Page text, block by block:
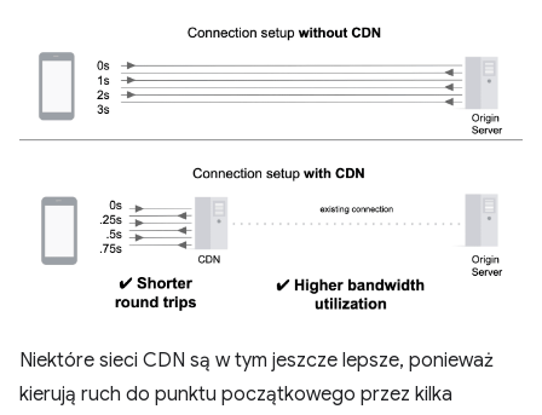
Niektóre sieci CDN są w tym jeszcze lepsze, ponieważ
kierują ruch do punktu początkowego przez kilka